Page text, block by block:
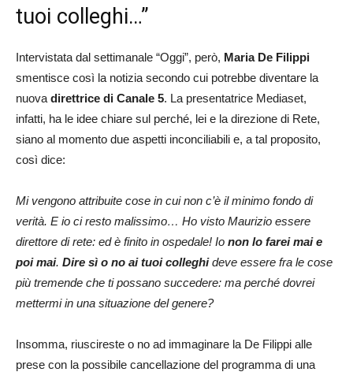
tuoi colleghi…”
Intervistata dal settimanale “Oggi”, però, Maria De Filippi
smentisce così la notizia secondo cui potrebbe diventare la
nuova direttrice di Canale 5. La presentatrice Mediaset,
infatti, ha le idee chiare sul perché, lei e la direzione di Rete,
siano al momento due aspetti inconciliabili e, a tal proposito,
così dice:
Mi vengono attribuite cose in cui non c’è il minimo fondo di
verità. E io ci resto malissimo… Ho visto Maurizio essere
direttore di rete: ed è finito in ospedale! Io non lo farei mai e
poi mai. Dire sì o no ai tuoi colleghideve essere fra le cose
più tremende che ti possano succedere: ma perché dovrei
mettermi in una situazione del genere?
Insomma, riuscireste o no ad immaginare la De Filippi alle
prese con la possibile cancellazione del programma di una